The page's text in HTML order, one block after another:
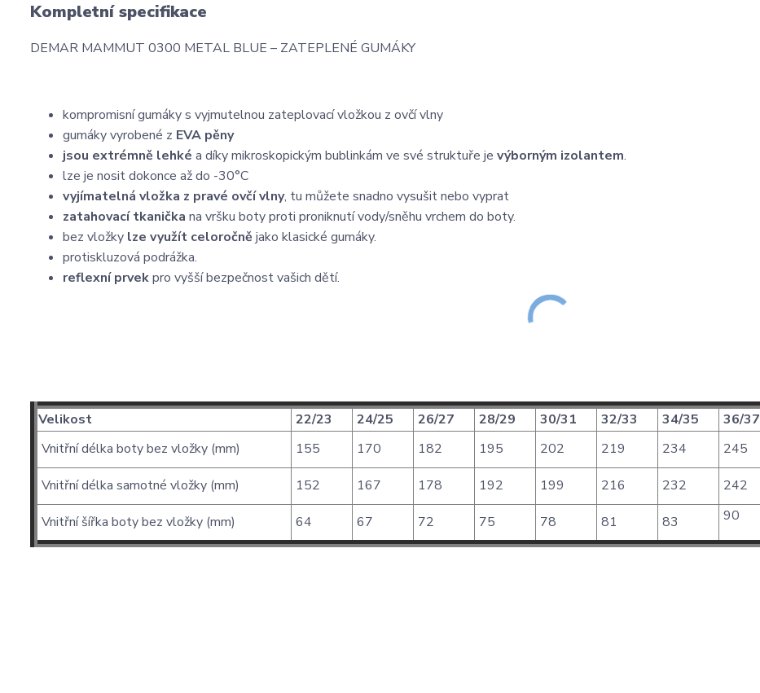
Kompletní specifikace
DEMAR MAMMUT 0300 METAL BLUE – ZATEPLENÉ GUMÁKY
kompromisní gumáky s vyjmutelnou zateplovací vložkou z ovčí vlny
gumáky vyrobené z EVA pěny
jsou extrémně lehké a díky mikroskopickým bublinkám ve své struktuře je výborným izolantem.
lze je nosit dokonce až do -30°C
vyjímatelná vložka z pravé ovčí vlny, tu můžete snadno vysušit nebo vyprat
zatahovací tkanička na vršku boty proti proniknutí vody/sněhu vrchem do boty.
bez vložky lze využít celoročně jako klasické gumáky.
protiskluzová podrážka.
reflexní prvekpro vyšší bezpečnost vašich dětí.
Velikost 22/23 24/25 26/27 28/29 30/31 32/33 34/35
36/37
Vnitřní délka boty bez vložky (mm)
155 170 182 195 202 219 234 245
Vnitřní délka samotné vložky (mm) 152 167 178 192 199 216 232 242
Vnitřní šířka boty bez vložky (mm) 64 67 72 75 78 81 83 90